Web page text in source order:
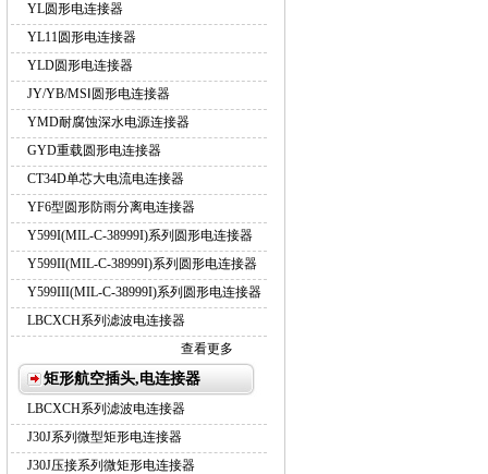
YL圆形电连接器
YL11圆形电连接器
YLD圆形电连接器
JY/YB/MSⅠ圆形电连接器
YMD耐腐蚀深水电源连接器
GYD重载圆形电连接器
CT34D单芯大电流电连接器
YF6型圆形防雨分离电连接器
Y599I(MIL-C-38999I)系列圆形电连接器
Y599II(MIL-C-38999I)系列圆形电连接器
Y599III(MIL-C-38999I)系列圆形电连接器
LBCXCH系列滤波电连接器
查看更多
矩形航空插头,电连接器
LBCXCH系列滤波电连接器
J30J系列微型矩形电连接器
J30J压接系列微矩形电连接器